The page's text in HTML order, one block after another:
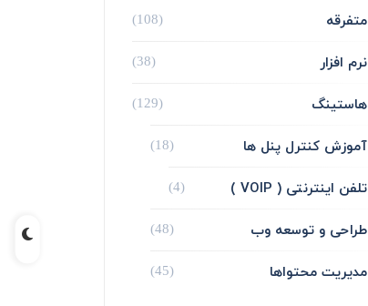
متفرقه (108)
نرم افزار (38)
هاستینگ (129)
آموزش کنترل پنل ها (18)
تلفن اینترنتی ( VOIP ) (4)
طراحی و توسعه وب (48)
مدیریت محتواها (45)